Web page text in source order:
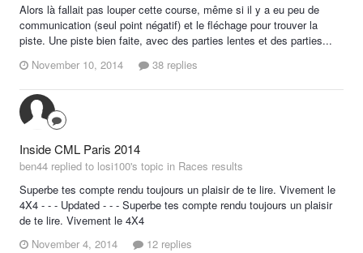
Alors là fallait pas louper cette course, même si il y a eu peu de
communication (seul point négatif) et le fléchage pour trouver la
piste. Une piste bien faite, avec des parties lentes et des parties...
November 10, 2014
38 replies
Inside CML Paris 2014
ben44 replied to losi100's topic in Races results
Superbe tes compte rendu toujours un plaisir de te lire. Vivement le
4X4 - - - Updated - - - Superbe tes compte rendu toujours un plaisir
de te lire. Vivement le 4X4
November 4, 2014
12 replies